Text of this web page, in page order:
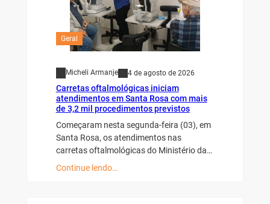
Geral
Micheli Armanje 4 de agosto de 2026
Carretas oftalmológicas iniciam
atendimentos em Santa Rosa com mais
de 3,2 mil procedimentos previstos
Começaram nesta segunda-feira (03), em
Santa Rosa, os atendimentos nas
carretas oftalmológicas do Ministério da…
Continue lendo…